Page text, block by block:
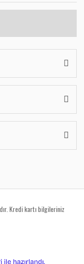
Kredi kartı bilgileriniz
e-